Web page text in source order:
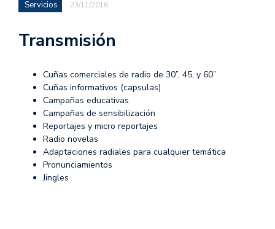
Servicios 23/11/2016
Transmisión
Cuñas comerciales de radio de 30”, 45, y 60”
Cuñas informativos (capsulas)
Campañas educativas
Campañas de sensibilización
Reportajes y micro reportajes
Radio novelas
Adaptaciones radiales para cualquier temática
Pronunciamientos
Jingles